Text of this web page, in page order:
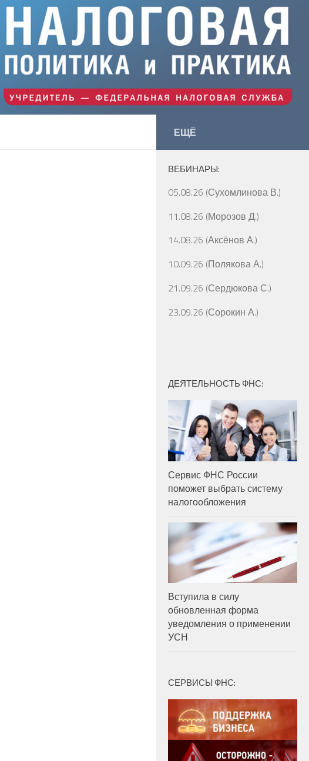
ЕЩЁ
ВЕБИНАРЫ:
05.08.26 (Сухомлинова В.)
11.08.26 (Морозов Д.)
14.08.26 (Аксёнов А.)
10.09.26 (Полякова А.)
21.09.26 (Сердюкова С.)
23.09.26 (Сорокин А.)
ДЕЯТЕЛЬНОСТЬ ФНС:
Сервис ФНС России
поможет выбрать систему
налогообложения
Вступила в силу
обновленная форма
уведомления о применении
УСН
СЕРВИСЫ ФНС: